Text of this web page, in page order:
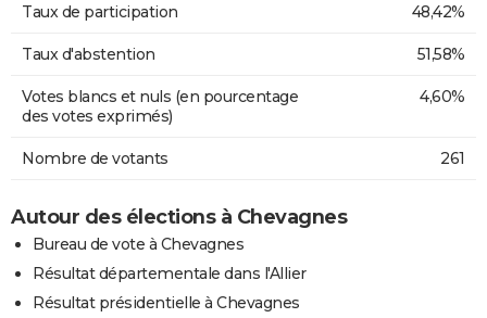
Taux de participation 48,42%
Taux d'abstention 51,58%
Votes blancs et nuls (en pourcentage
des votes exprimés)
4,60%
Nombre de votants 261
Autour des élections à Chevagnes
Bureau de vote à Chevagnes
Résultat départementale dans l'Allier
Résultat présidentielle à Chevagnes